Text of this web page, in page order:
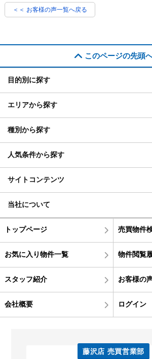
＜＜ お客様の声一覧へ戻る
このページの先頭
目的別に探す
エリアから探す
種別から探す
人気条件から探す
サイトコンテンツ
当社について
トップページ 売買物件
お気に入り物件一覧 物件閲覧
スタッフ紹介 お客様の
会社概要 ログイン
藤沢店 売買営業部